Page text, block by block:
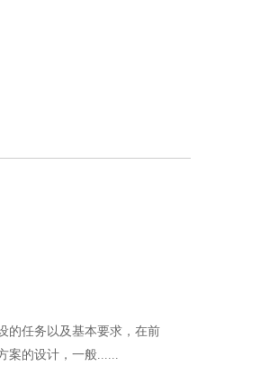
任务以及基本要求，在前
设计，一般......